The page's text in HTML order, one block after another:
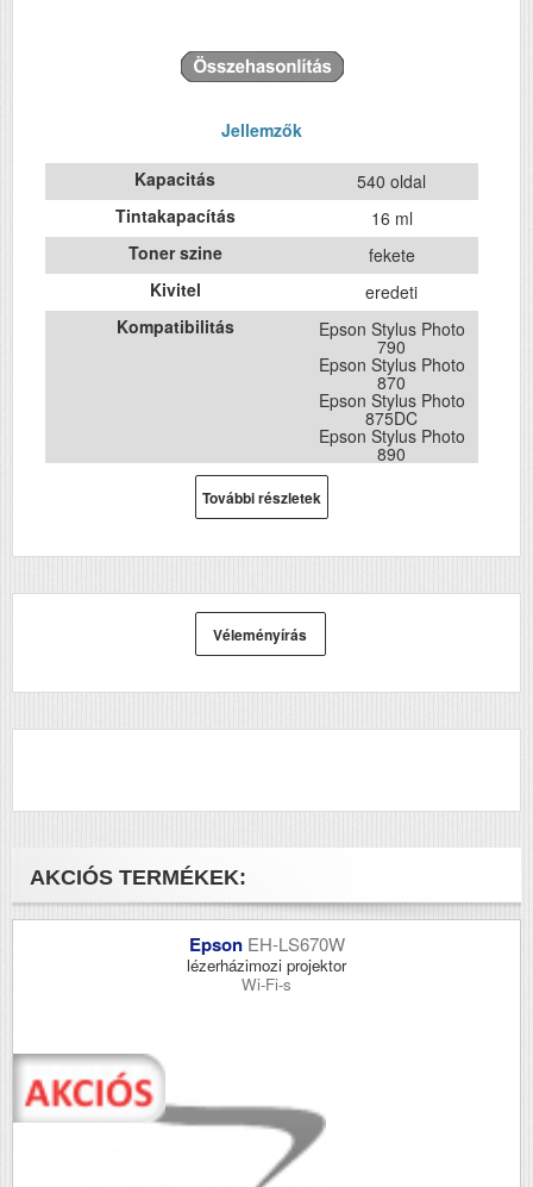
Jellemzők
Kapacitás
540 oldal
Tintakapacítás
16 ml
Toner szine
fekete
Kivitel
eredeti
Kompatibilitás
Epson Stylus Photo
790
Epson Stylus Photo
870
Epson Stylus Photo
875DC
Epson Stylus Photo
890
Epson Stylus Photo
Epson Stylus Photo
900
915
Epson Stylus Photo
További részletek
Véleményírás
AKCIÓS TERMÉKEK:
Epson EH-LS670W
lézerházimozi projektor
Wi-Fi-s